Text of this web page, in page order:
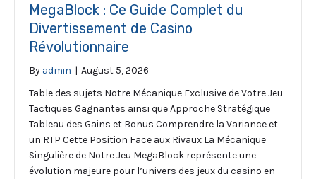
MegaBlock : Ce Guide Complet du
Divertissement de Casino
Révolutionnaire
By admin | August 5, 2026
Table des sujets Notre Mécanique Exclusive de Votre Jeu
Tactiques Gagnantes ainsi que Approche Stratégique
Tableau des Gains et Bonus Comprendre la Variance et
un RTP Cette Position Face aux Rivaux La Mécanique
Singulière de Notre Jeu MegaBlock représente une
évolution majeure pour l’univers des jeux du casino en